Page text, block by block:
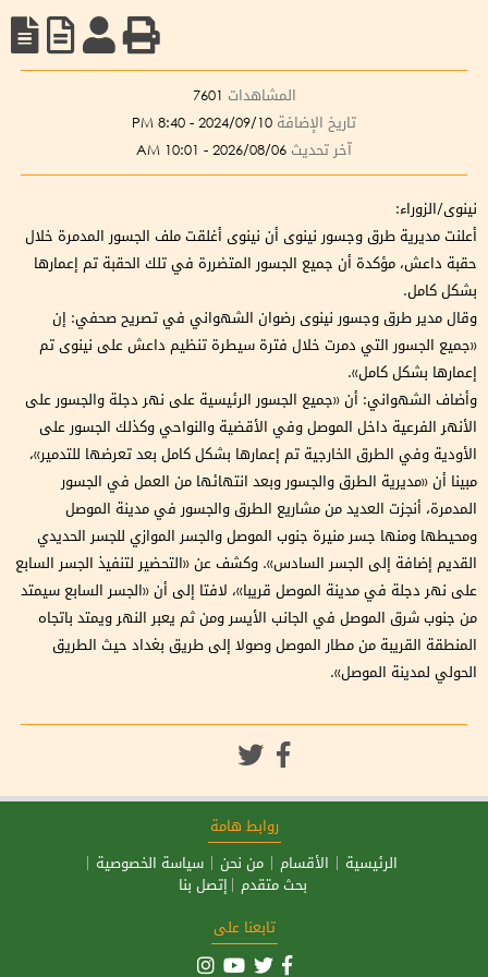
المشاهدات 7601
تاريخ الإضافة 2024/09/10 - 8:40 PM
آخر تحديث 2026/08/06 - 10:01 AM
نينوى/الزوراء:
أعلنت مديرية طرق وجسور نينوى أن نينوى أغلقت ملف الجسور المدمرة خلال
حقبة داعش، مؤكدة أن جميع الجسور المتضررة في تلك الحقبة تم إعمارها
بشكل كامل.
وقال مدير طرق وجسور نينوى رضوان الشهواني في تصريح صحفي: إن
«جميع الجسور التي دمرت خلال فترة سيطرة تنظيم داعش على نينوى تم
إعمارها بشكل كامل».
وأضاف الشهواني: أن «جميع الجسور الرئيسية على نهر دجلة والجسور على
الأنهر الفرعية داخل الموصل وفي الأقضية والنواحي وكذلك الجسور على
الأودية وفي الطرق الخارجية تم إعمارها بشكل كامل بعد تعرضها للتدمير»،
مبينا أن «مديرية الطرق والجسور وبعد انتهائها من العمل في الجسور
المدمرة، أنجزت العديد من مشاريع الطرق والجسور في مدينة الموصل
ومحيطها ومنها جسر منيرة جنوب الموصل والجسر الموازي للجسر الحديدي
القديم إضافة إلى الجسر السادس». وكشف عن «التحضير لتنفيذ الجسر السابع
على نهر دجلة في مدينة الموصل قريبا»، لافتا إلى أن «الجسر السابع سيمتد
من جنوب شرق الموصل في الجانب الأيسر ومن ثم يعبر النهر ويمتد باتجاه
المنطقة القريبة من مطار الموصل وصولا إلى طريق بغداد حيث الطريق
الحولي لمدينة الموصل».
روابط هامة
الرئيسية
الأقسام من نحن
سياسة الخصوصية
بحث متقدم
إتصل بنا
تابعنا على